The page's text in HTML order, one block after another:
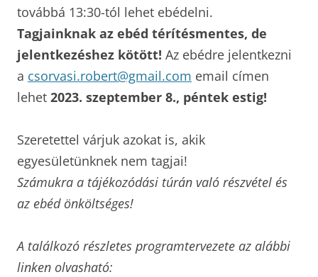
továbbá 13:30-tól lehet ebédelni.
Tagjainknak az ebéd térítésmentes, de
jelentkezéshez kötött! Az ebédre jelentkezni
a csorvasi.robert@gmail.com email címen
lehet 2023. szeptember 8., péntek estig!
Szeretettel várjuk azokat is, akik
egyesületünknek nem tagjai!
Számukra a tájékozódási túrán való részvétel és
az ebéd önköltséges!
A találkozó részletes programtervezete az alábbi
linken olvasható: